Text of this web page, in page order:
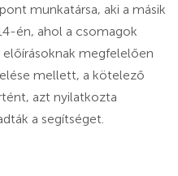
munkatársa, aki a másik
én, ahol a csomagok
megfelelően
mellett, a kötelező
azt nyilatkozta
a segítséget.